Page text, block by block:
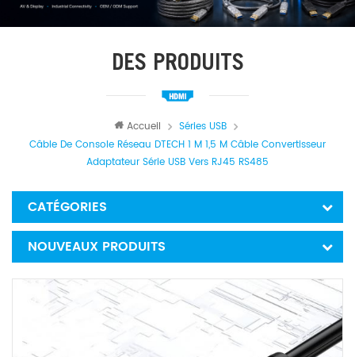
DES PRODUITS
Accueil
Séries USB
Câble De Console Réseau DTECH 1 M 1,5 M Câble Convertisseur
Adaptateur Série USB Vers RJ45 RS485
CATÉGORIES
NOUVEAUX PRODUITS